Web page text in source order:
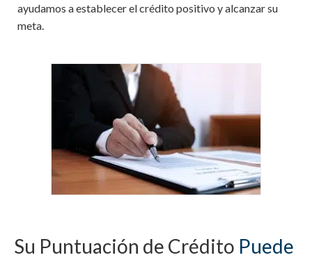
ayudamos a establecer el crédito positivo y alcanzar su
meta.
Su Puntuación de Crédito Puede